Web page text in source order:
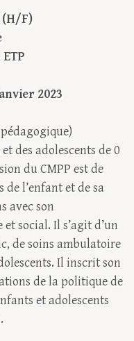
(H/F)
2023
des adolescents de 0
du CMPP est de
l’enfant et de sa
avec son
social. Il s’agit d’un
de soins ambulatoire
Il inscrit son
de la politique de
et adolescents